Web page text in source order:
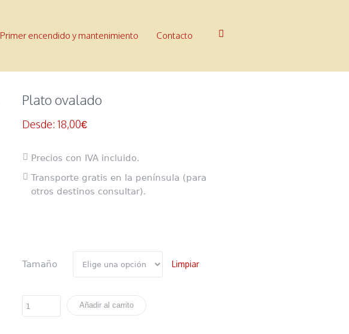
Primer encendido y mantenimiento Contacto
Plato ovalado
Desde: 18,00€
Precios con IVA incluido.
Transporte gratis en la península (para
otros destinos consultar).
Tamaño Limpiar
Añadir al carrito